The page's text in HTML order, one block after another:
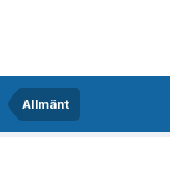
Allmänt